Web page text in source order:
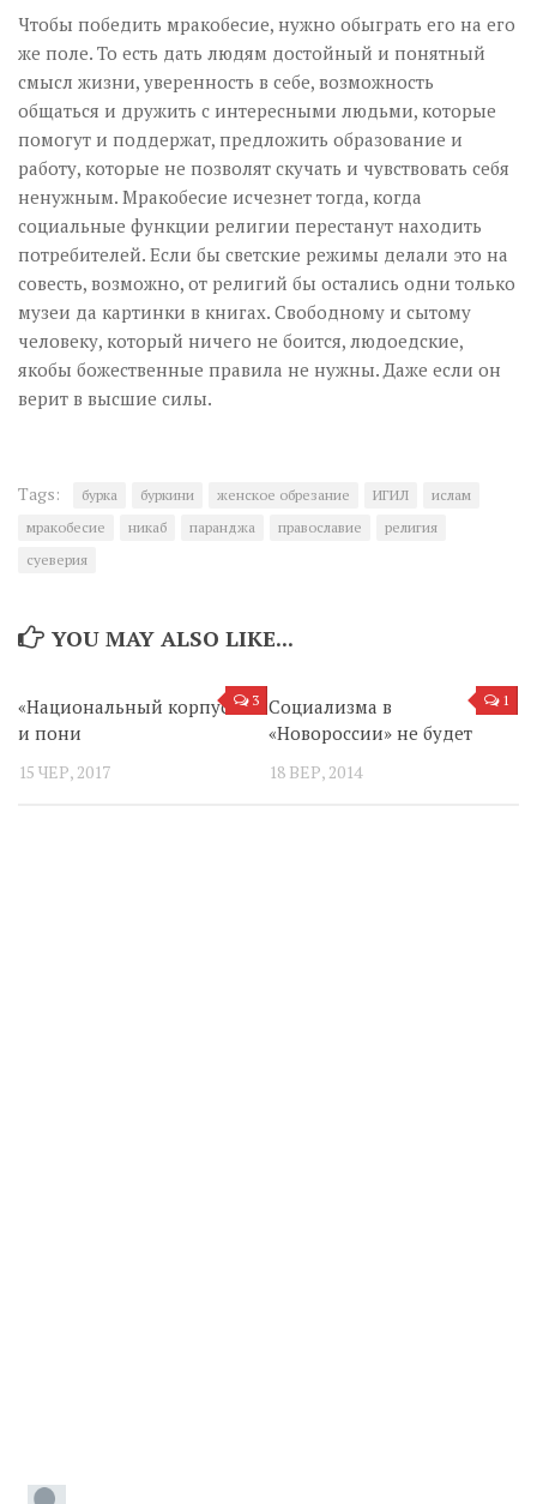
Чтобы победить мракобесие, нужно обыграть его на его
же поле. То есть дать людям достойный и понятный
смысл жизни, уверенность в себе, возможность
общаться и дружить с интересными людьми, которые
помогут и поддержат, предложить образование и
работу, которые не позволят скучать и чувствовать себя
ненужным. Мракобесие исчезнет тогда, когда
социальные функции религии перестанут находить
потребителей. Если бы светские режимы делали это на
совесть, возможно, от религий бы остались одни только
музеи да картинки в книгах. Свободному и сытому
человеку, который ничего не боится, людоедские,
якобы божественные правила не нужны. Даже если он
верит в высшие силы.
Tags: бурка буркини женское обрезание ИГИЛ
ислам
мракобесие
никаб паранджа православие
религия
суеверия
YOU MAY ALSO LIKE...
3
«Национальный корпус»
и пони
15 ЧЕР, 2017
1
Социализма в
«Новороссии» не будет
18 ВЕР, 2014